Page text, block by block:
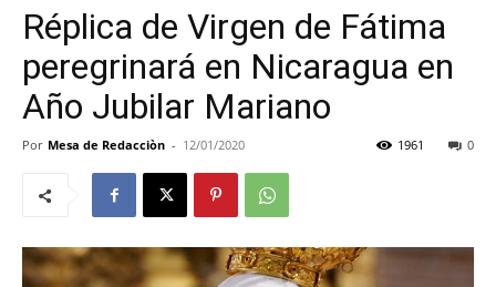
Réplica de Virgen de Fátima
peregrinará en Nicaragua en
Año Jubilar Mariano
Por Mesa de Redacciòn - 12/01/2020 0
1961